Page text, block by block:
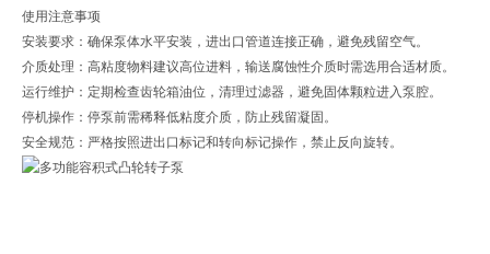
使用注意事项
安装要求：确保泵体水平安装，进出口管道连接正确，避免残留空气。
介质处理：高粘度物料建议高位进料，输送腐蚀性介质时需选用合适材质。
运行维护：定期检查齿轮箱油位，清理过滤器，避免固体颗粒进入泵腔。
停机操作：停泵前需稀释低粘度介质，防止残留凝固。
安全规范：严格按照进出口标记和转向标记操作，禁止反向旋转。